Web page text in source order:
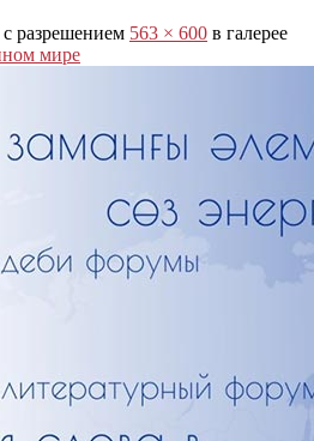
с разрешением 563 × 600 в галерее
мире